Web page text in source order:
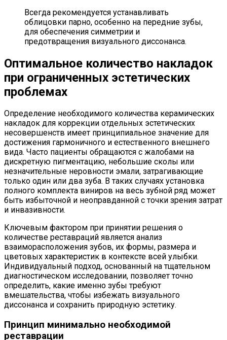
Всегда рекомендуется устанавливать
облицовки парно, особенно на передние зубы,
для обеспечения симметрии и
предотвращения визуального диссонанса.
Оптимальное количество накладок
при ограниченных эстетических
проблемах
Определение необходимого количества керамических
накладок для коррекции отдельных эстетических
несовершенств имеет принципиальное значение для
достижения гармоничного и естественного внешнего
вида. Часто пациенты обращаются с жалобами на
дискретную пигментацию, небольшие сколы или
незначительные неровности эмали, затрагивающие
только один или два зуба. В таких случаях установка
полного комплекта виниров на весь зубной ряд может
быть избыточной и неоправданной с точки зрения затрат
и инвазивности.
Ключевым фактором при принятии решения о
количестве реставраций является анализ
взаиморасположения зубов, их формы, размера и
цветовых характеристик в контексте всей улыбки.
Индивидуальный подход, основанный на тщательном
диагностическом исследовании, позволяет точно
определить, какие именно зубы требуют
вмешательства, чтобы избежать визуального
диссонанса и сохранить природную эстетику.
Принцип минимально необходимой
реставрации